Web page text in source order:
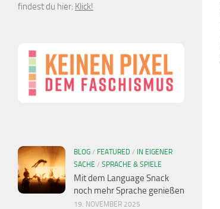
findest du hier: Klick!
BLOG / FEATURED / IN EIGENER
SACHE / SPRACHE & SPIELE
Mit dem Language Snack
noch mehr Sprache genießen
19. NOVEMBER 2025